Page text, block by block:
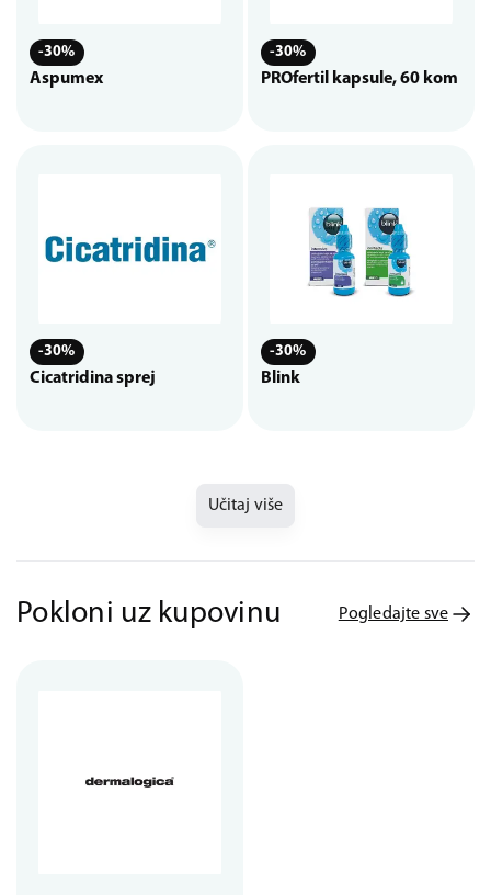
-30%
Aspumex
-30%
PROfertil kapsule, 60 kom
-30%
Cicatridina sprej
-30%
Blink
Učitaj više
Pokloni uz kupovinu Pogledajte sve